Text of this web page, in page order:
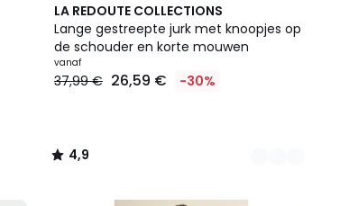
LA REDOUTE COLLECTIONS
Lange gestreepte jurk met knoopjes op
de schouder en korte mouwen
vanaf
37,99 € 26,59 € -30%
4,9
/ 5
2
Kleuren
4,9
/